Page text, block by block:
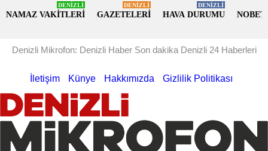
NAMAZ VAKİTLERİ
DENİZLİ
GAZETELERİ
DENİZLİ
HAVA DURUMU
DENİZLİ
Denizli Mikrofon: Denizli Haber Son dakika Denizli 24 Haberleri
İletişim Künye Hakkımızda Gizlilik Politikası